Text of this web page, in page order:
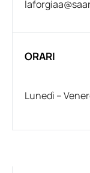
ORARI
Lunedì –